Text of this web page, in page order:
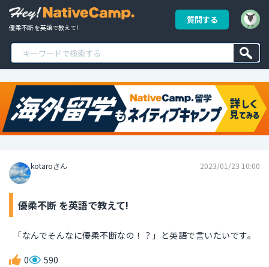
優柔不断 を英語で教えて!
質問する
kotaroさん 2023/01/23 10:00
優柔不断 を英語で教えて!
「なんでそんなに優柔不断なの！？」と英語で言いたいです。
0 590